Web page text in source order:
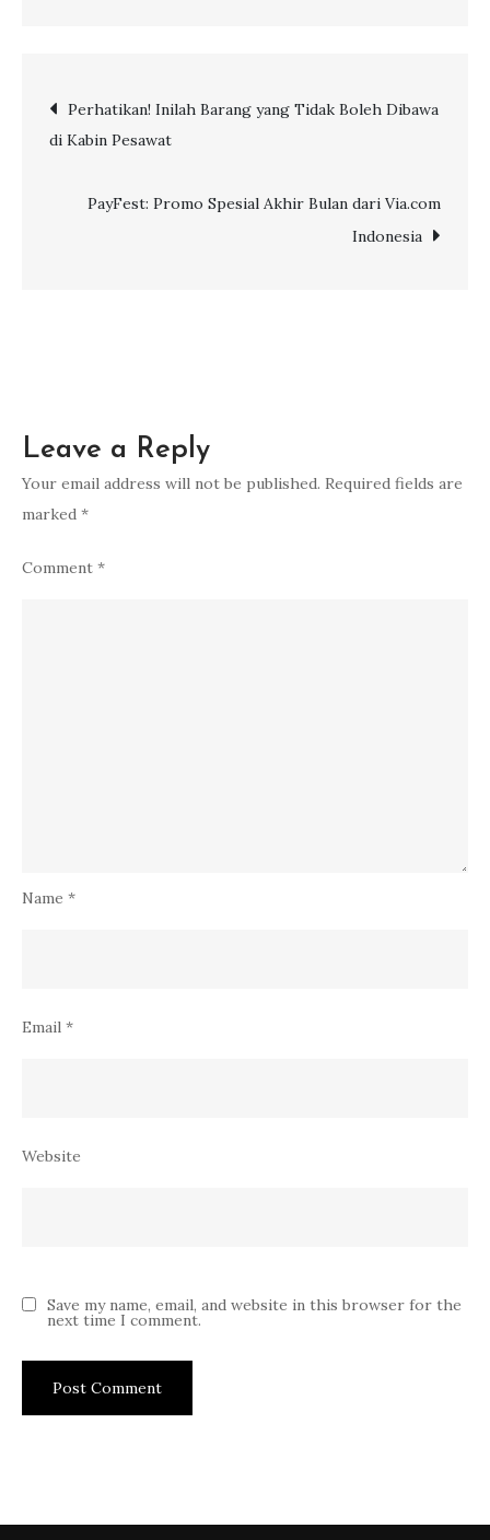
Inilah
Liburan
Post
Perhatikan! Inilah Barang yang Tidak Boleh Dibawa
di Kabin Pesawat
PayFest: Promo Spesial Akhir Bulan dari Via.com
Indonesia
Leave a Reply
Your email address will not be published. Required fields are
marked *
Comment *
Name *
Email *
Website
Save my name, email, and website in this browser for the
next time I comment.